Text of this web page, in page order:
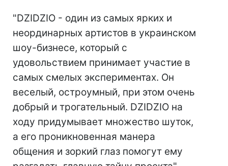
"DZIDZIO - один из самых ярких и
неординарных артистов в украинском
шоу-бизнесе, который с
удовольствием принимает участие в
самых смелых экспериментах. Он
веселый, остроумный, при этом очень
добрый и трогательный. DZIDZIO на
ходу придумывает множество шуток,
а его проникновенная манера
общения и зоркий глаз помогут ему